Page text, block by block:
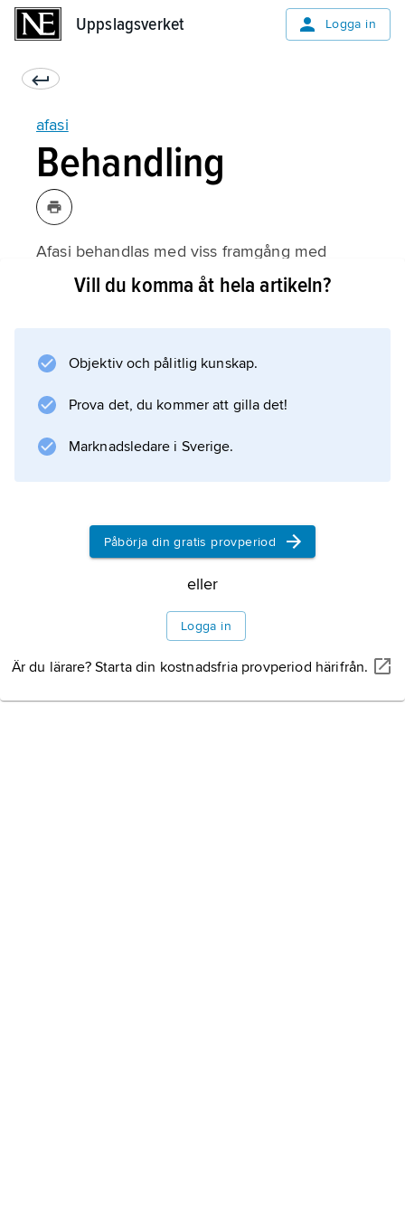
Uppslagsverket Logga in
afasi
Behandling
Afasi behandlas med viss framgång med
språkträning enligt logopediska metoder (se
mildras spontant, beroende på att
hjärnvävnad, som påverkats av skadan men
Vill du komma åt hela artikeln?
Objektiv och pålitlig kunskap.
Prova det, du kommer att gilla det!
Marknadsledare i Sverige.
Påbörja din gratis provperiod
eller
Logga in
Är du lärare? Starta din kostnadsfria provperiod härifrån.